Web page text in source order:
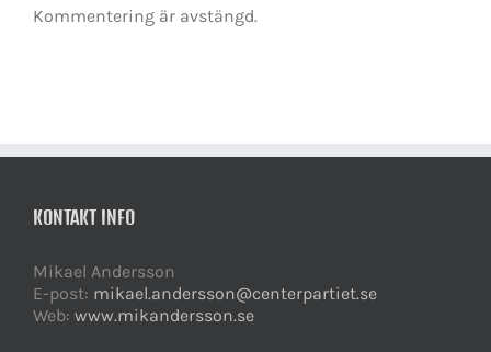
Kommentering är avstängd.
KONTAKT INFO
Mikael Andersson
E-post: mikael.andersson@centerpartiet.se
Web: www.mikandersson.se